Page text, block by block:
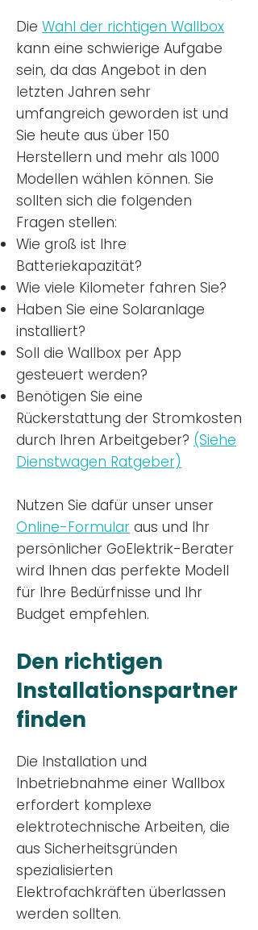
Die Wahl der richtigen Wallbox
kann eine schwierige Aufgabe
sein, da das Angebot in den
letzten Jahren sehr
umfangreich geworden ist und
Sie heute aus über 150
Herstellern und mehr als 1000
Modellen wählen können. Sie
sollten sich die folgenden
Fragen stellen:
Wie groß ist Ihre
Batteriekapazität?
Wie viele Kilometer fahren Sie?
Haben Sie eine Solaranlage
installiert?
Soll die Wallbox per App
gesteuert werden?
Benötigen Sie eine
Rückerstattung der Stromkosten
durch Ihren Arbeitgeber? (Siehe
Dienstwagen Ratgeber)
Nutzen Sie dafür unser unser
Online-Formular aus und Ihr
persönlicher GoElektrik-Berater
wird Ihnen das perfekte Modell
für Ihre Bedürfnisse und Ihr
Budget empfehlen.
Den richtigen
Installationspartner
finden
Die Installation und
Inbetriebnahme einer Wallbox
erfordert komplexe
elektrotechnische Arbeiten, die
aus Sicherheitsgründen
spezialisierten
Elektrofachkräften überlassen
werden sollten.